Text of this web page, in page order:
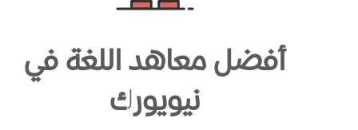
أفضل معاهد اللغة في
نيويورك